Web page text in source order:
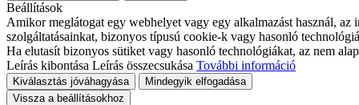
Beállítások
Amikor meglátogat egy webhelyet vagy egy alkalmazást használ,
szolgáltatásainkat, bizonyos típusú cookie-k vagy hasonló
Ha elutasít bizonyos sütiket vagy hasonló technológiákat, az nem
Leírás kibontása Leírás összecsukása További információ
Kiválasztás jóváhagyása
Mindegyik elfogadása
Vissza a beállításokhoz